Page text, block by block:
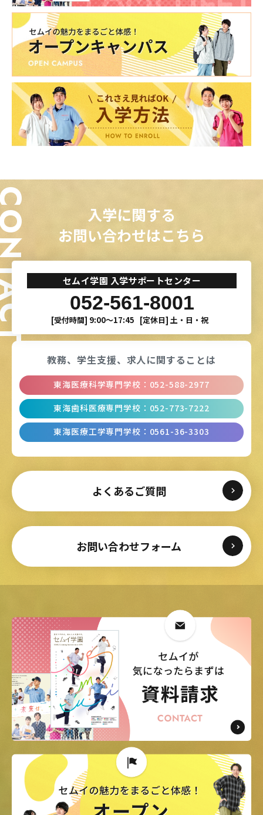
入学に関する
お問い合わせはこちら
セムイ学園 入学サポートセンター
052-561-8001
[受付時間] 9:00〜17:45 [定休日] 土・日・祝
よくあるご質問
お問い合わせフォーム
教務、学生支援、 求人に関することは
東海医療科学専門学校 ： 052-588-2977
東海歯科医療専門学校 ： 052-773-7222
東海医療工学専門学校 ： 0561-36-3303